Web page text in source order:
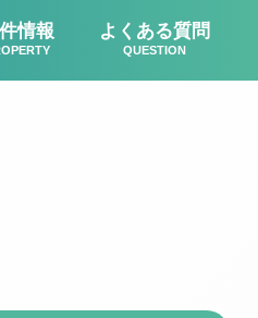
情報 よくある質問
QUESTION